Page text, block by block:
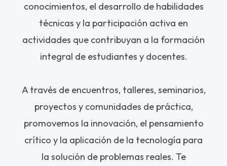
conocimientos, el desarrollo de habilidades
técnicas y la participación activa en
actividades que contribuyan a la formación
integral de estudiantes y docentes.
A través de encuentros, talleres, seminarios,
proyectos y comunidades de práctica,
promovemos la innovación, el pensamiento
crítico y la aplicación de la tecnología para
la solución de problemas reales. Te